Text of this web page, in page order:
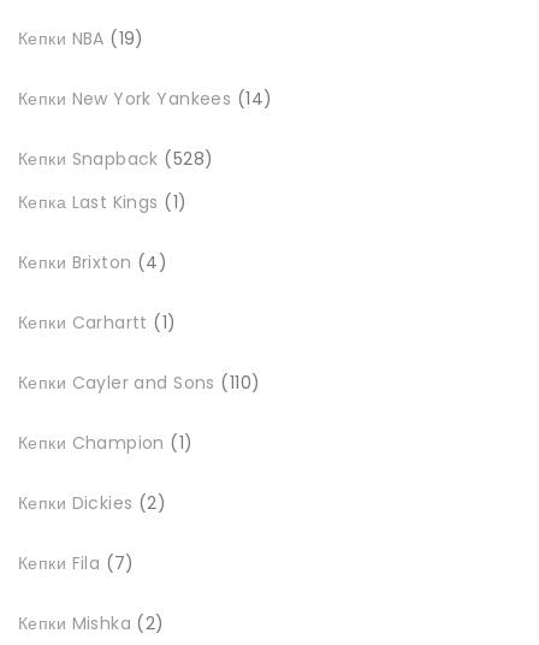
Кепки NBA 19товарів
Кепки New York Yankees 14товарів
Кепки Snapback 528товарів
Кепка Last Kings
11
Кепки Brixton
4товари
Кепки Carhartt 1товар
Кепки Cayler and Sons 110товарів
Кепки Champion 1товар
Кепки Dickies 2товари
Кепки Fila 7товарів
Кепки Mishka 2товари